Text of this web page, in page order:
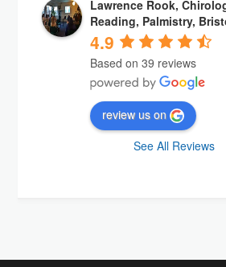
Lawrence Rook,
Reading, Palmistry,
4.9
Based on 39 reviews
review us on
See All Reviews